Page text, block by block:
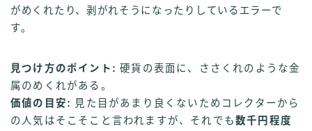
がめくれたり、剥がれそうになったりしているエラーで
す。
見つけ方のポイント: 硬貨の表面に、ささくれのような金
属のめくれがある。
価値の目安: 見た目があまり良くないためコレクターから
の人気はそこそこと言われますが、それでも数千円程度